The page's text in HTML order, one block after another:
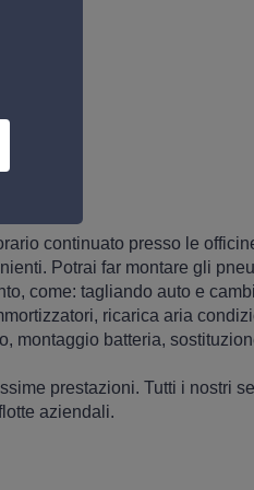
continuato presso le
Potrai far montare gli
come: tagliando auto e
ricarica aria
montaggio batteria,
prestazioni. Tutti i nostri
aziendali.